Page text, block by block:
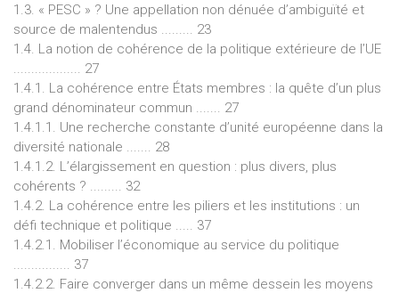
1.3. « PESC » ? Une appellation non dénuée d’ambiguïté et
source de malentendus ......... 23
1.4. La notion de cohérence de la politique extérieure de l’UE
................... 27
1.4.1. La cohérence entre États membres : la quête d’un plus
grand dénominateur commun ....... 27
1.4.1.1. Une recherche constante d’unité européenne dans la
diversité nationale ....... 28
1.4.1.2. L’élargissement en question : plus divers, plus
cohérents ? ......... 32
1.4.2. La cohérence entre les piliers et les institutions : un
défi technique et politique ..... 37
1.4.2.1. Mobiliser l’économique au service du politique
................ 37
1.4.2.2. Faire converger dans un même dessein les moyens